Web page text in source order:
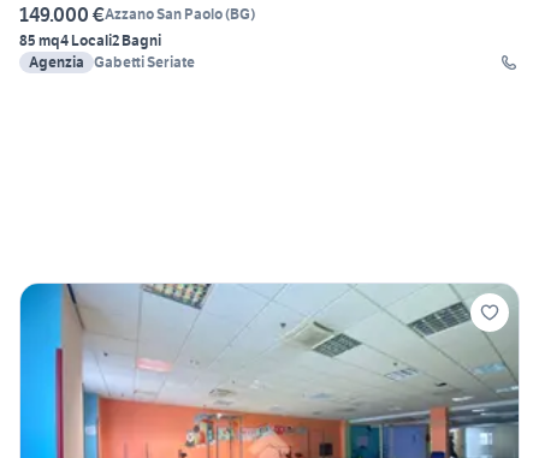
149.000 €Azzano San Paolo(BG)
85 mq4 Locali2 Bagni
Agenzia Gabetti Seriate